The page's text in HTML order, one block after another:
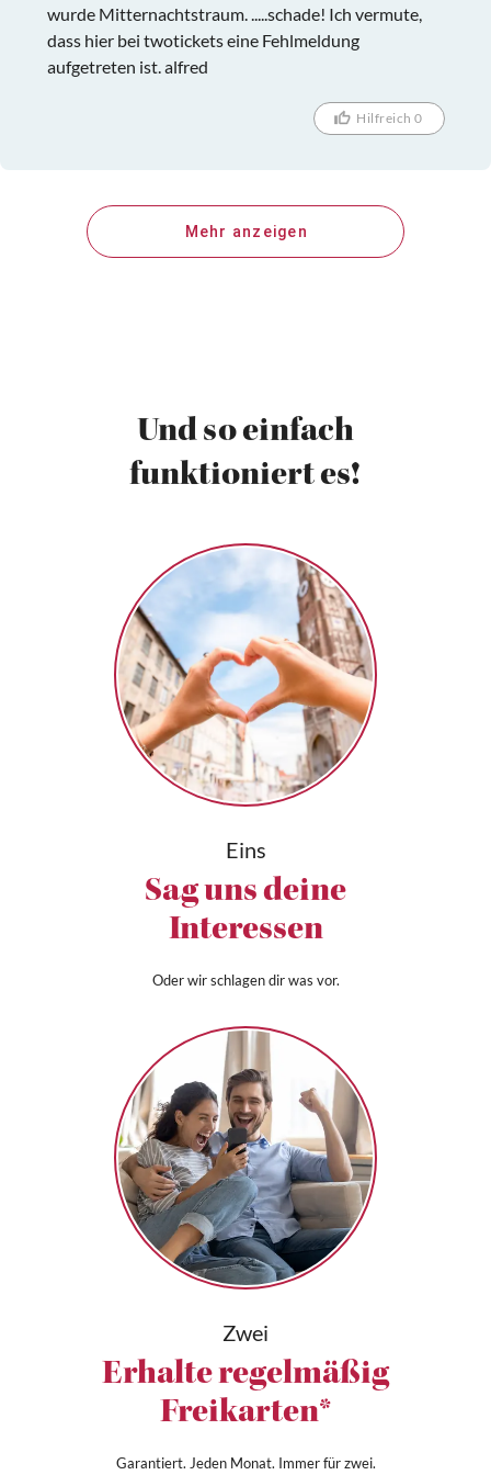
wurde Mitternachtstraum. .....schade! Ich vermute,
dass hier bei twotickets eine Fehlmeldung
aufgetreten ist. alfred
Hilfreich 0
Mehr anzeigen
Und so einfach
funktioniert es!
Eins
Sag uns deine
Interessen
Oder wir schlagen dir was vor.
Zwei
Erhalte regelmäßig
Freikarten*
Garantiert. Jeden Monat. Immer für zwei.